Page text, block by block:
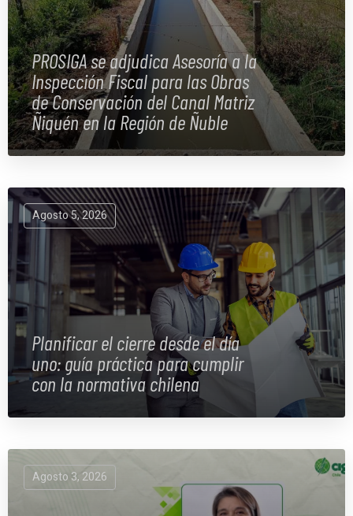
PROSIGA se adjudica Asesoría a la
Inspección Fiscal para las Obras
de Conservación del Canal Matriz
Ñiquén en la Región de Ñuble
Agosto 5, 2026
Planificar el cierre desde el día
uno: guía práctica para cumplir
con la normativa chilena
Agosto 3, 2026